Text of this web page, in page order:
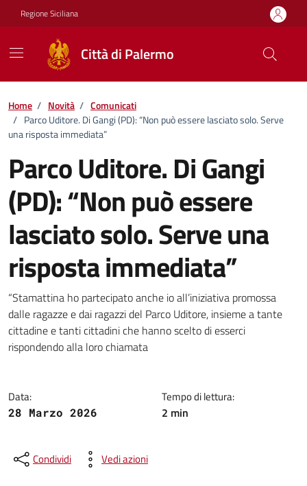
Vai ai contenuti
Vai al footer
Regione Siciliana
Città di Palermo
Home / Novità / Comunicati
/ Parco Uditore. Di Gangi (PD): “Non può essere lasciato solo. Serve
una risposta immediata”
Parco Uditore. Di Gangi
(PD): “Non può essere
lasciato solo. Serve una
risposta immediata”
Dettagli della notizia
“Stamattina ho partecipato anche io all’iniziativa promossa
dalle ragazze e dai ragazzi del Parco Uditore, insieme a tante
cittadine e tanti cittadini che hanno scelto di esserci
rispondendo alla loro chiamata
Data:
28 Marzo 2026
Tempo di lettura:
2 min
Condividi Vedi azioni